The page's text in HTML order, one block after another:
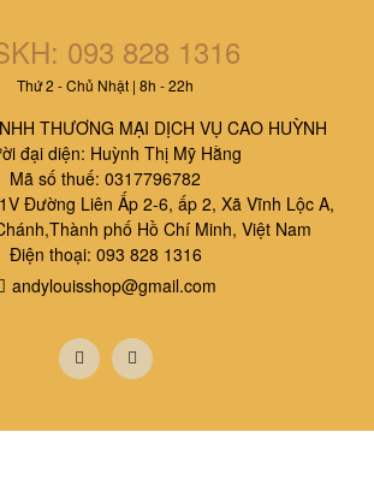
093 828 1316
Thứ 2 - Chủ Nhật | 8h - 22h
THƯƠNG MẠI DỊCH VỤ CAO HUỲNH
đại diện: Huỳnh Thị Mỹ Hằng
Mã số thuế: 0317796782
Đường Liên Ấp 2-6, ấp 2, Xã Vĩnh Lộc A,
phố Hồ Chí Minh, Việt Nam
Điện thoại: 093 828 1316
andylouisshop@gmail.com